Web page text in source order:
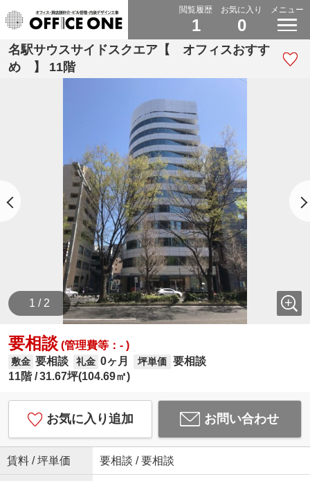
閲覧履歴
1
お気に入り
0
メニュー
名駅サウスサイドスクエア【 オフィスおすす
め 】 11階
1 / 2
要相談(管理費等：- )
敷金 要相談 礼金 0ヶ月 坪単価 要相談
11階 31.67坪(104.69㎡)
お気に入り追加 お問い合わせ
賃料 / 坪単価 要相談 / 要相談